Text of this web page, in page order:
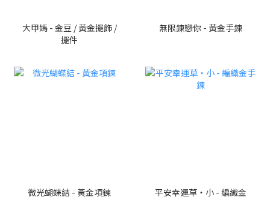
大甲媽 - 金豆 / 黃金擺飾 /
擺件
無限鍊戀你 - 黃金手鍊
微光蝴蝶結 - 黃金項鍊
平安幸運草・小 - 編織金